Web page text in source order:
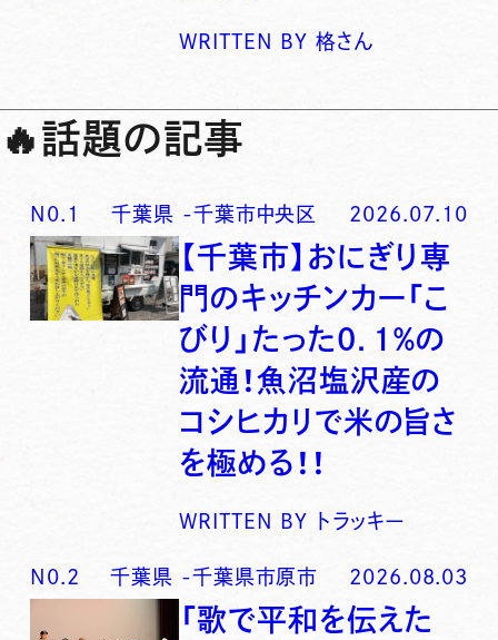
WRITTEN BY 格さん
🔥話題の記事
N0. 1 千葉県 -千葉市中央区 2026.07.10
【千葉市】おにぎり専
門のキッチンカー「こ
びり」たった0．1％の
流通！魚沼塩沢産の
コシヒカリで米の旨さ
を極める！！
WRITTEN BY トラッキー
N0. 2 千葉県 -千葉県市原市 2026.08.03
「歌で平和を伝えた